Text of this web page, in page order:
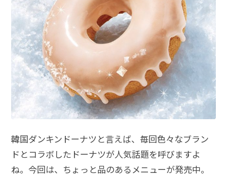
韓国ダンキンドーナツと言えば、毎回色々なブラン
ドとコラボしたドーナツが人気話題を呼びますよ
ね。今回は、ちょっと品のあるメニューが発売中。